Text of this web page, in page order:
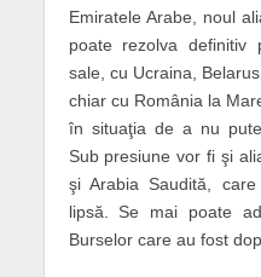
Emiratele Arabe, noul
poate rezolva definitiv
sale, cu Ucraina,
chiar cu România la
în situaţia de a nu
Sub presiune vor fi şi
şi Arabia Saudită,
lipsă. Se mai poate
Burselor care au fost